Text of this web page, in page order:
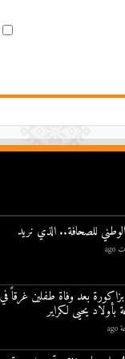
للصحافة.. الذي نريد
بعد وفاة طفلين غرقاً في
يحيى لكراير